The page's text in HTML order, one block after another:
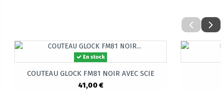
En stock
COUTEAU GLOCK FM81 NOIR AVEC SCIE
41,00 €